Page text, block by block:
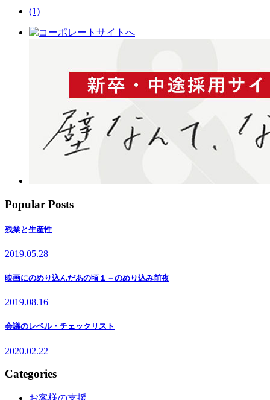
(1)
Popular Posts
残業と生産性
2019.05.28
映画にのめり込んだあの頃１－のめり込み前夜
2019.08.16
会議のレベル・チェックリスト
2020.02.22
Categories
お客様の支援